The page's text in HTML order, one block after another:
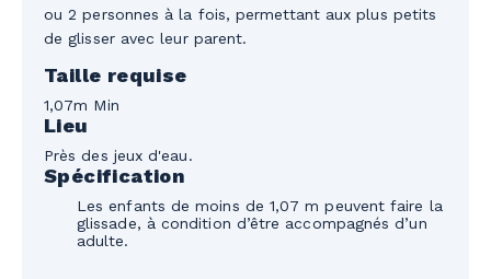
ou 2 personnes à la fois, permettant aux plus petits
de glisser avec leur parent.
Taille requise
1,07m Min
Lieu
Près des jeux d'eau.
Spécification
Les enfants de moins de 1,07 m peuvent faire la
glissade, à condition d’être accompagnés d’un
adulte.